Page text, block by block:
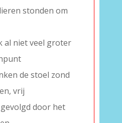
stonden om
al niet veel groter
de stoel zond
vrij
door het